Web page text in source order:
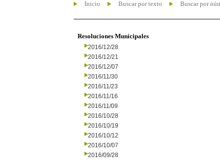
Inicio Buscar por texto Buscar por
Resoluciones Municipales
2016/12/28
2016/12/21
2016/12/07
2016/11/30
2016/11/23
2016/11/16
2016/11/09
2016/10/28
2016/10/19
2016/10/12
2016/10/07
2016/09/28